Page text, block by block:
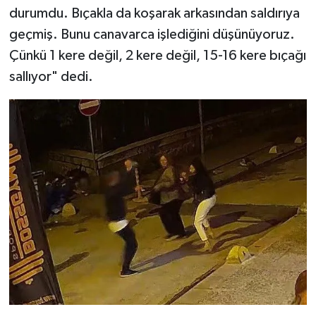
durumdu. Bıçakla da koşarak arkasından saldırıya
geçmiş. Bunu canavarca işlediğini düşünüyoruz.
Çünkü 1 kere değil, 2 kere değil, 15-16 kere bıçağı
sallıyor" dedi.